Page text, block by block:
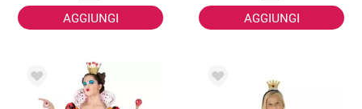
AGGIUNGI AGGIUNGI